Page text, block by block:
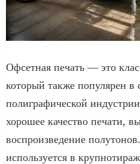
Офсетная печать — это
который также популярен в
полиграфической
хорошее качество печати,
воспроизведение
используется в